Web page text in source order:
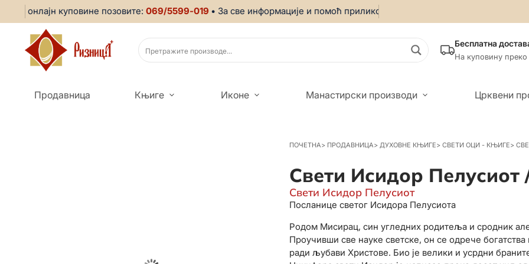
онлајн куповине позовите:069/5599-019• За све информације и помоћ приликом онлајн куповине позовите:
Бесплатна
На куповину
Продавница Књиге Иконе Манастирски производи Црквени
ПОЧЕТНА> ПРОДАВНИЦА> ДУХОВНЕ КЊИГЕ> СВЕТИ ОЦИ - КЊИГЕ>
Свети Исидор Пелусиот
Свети Исидор Пелусиот
Посланице светог Исидора Пелусиота
Родом Мисирац, син угледних родитеља и сродник
Проучивши све науке светске, он се одрече
ради љубави Христове. Био је велики и усрдни